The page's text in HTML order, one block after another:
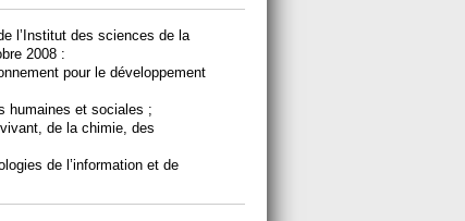
l’Institut des sciences de la
2008 :
pour le développement
humaines et sociales ;
de la chimie, des
de l’information et de